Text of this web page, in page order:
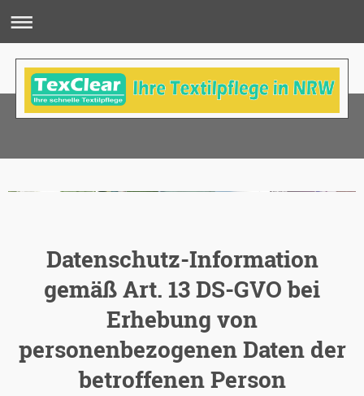
Datenschutz-Information
gemäß Art. 13 DS-GVO bei
Erhebung von
personenbezogenen Daten der
betroffenen Person